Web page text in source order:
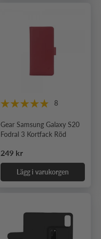
8
Gear Samsung Galaxy S20
Fodral 3 Kortfack Röd
Ordinarie pris
249 kr
Lägg i varukorgen